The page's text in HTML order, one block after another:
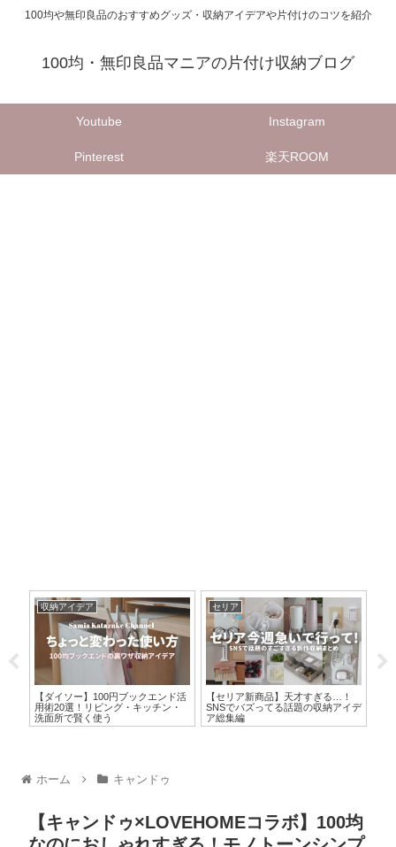
100均や無印良品のおすすめグッズ・収納アイデアや片付けのコツを紹介
100均・無印良品マニアの片付け収納ブログ
Youtube Instagram
Pinterest 楽天ROOM
収納アイデア
【ダイソー】100円ブックエンド活
用術20選！リビング・キッチン・
洗面所で賢く使う
セリア
【セリア新商品】天才すぎる…！
SNSでバズってる話題の収納アイデ
ア総集編
ホーム キャンドゥ
【キャンドゥ×LOVEHOMEコラボ】100均